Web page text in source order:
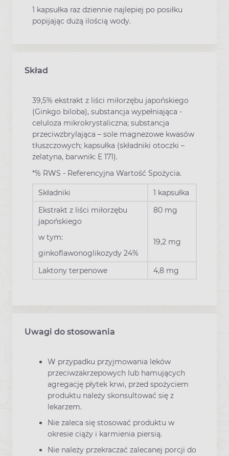
1 kapsułka raz dziennie najlepiej po posiłku
popijając dużą ilością wody.
Skład
39,5% ekstrakt z liści miłorzębu japońskiego
(Ginkgo biloba), substancja wypełniająca -
celuloza mikrokrystaliczna; substancja
przeciwzbrylająca – sole magnezowe kwasów
tłuszczowych; kapsułka (składniki otoczki –
żelatyna, barwnik: E 171).
*% RWS - Referencyjna Wartość Spożycia.
Składniki
1 kapsułka
Ekstrakt z liści miłorzębu
japońskiego
w tym:
ginkoflawonoglikozydy 24%
80 mg
19,2 mg
Laktony terpenowe 4,8 mg
Uwagi do stosowania
W przypadku przyjmowania leków
przeciwzakrzepowych lub hamujących
agregację płytek krwi, przed spożyciem
produktu należy skonsultować się z
lekarzem.
Nie zaleca się stosować produktu w
okresie ciąży i karmienia piersią.
Nie należy przekraczać zalecanej porcji do